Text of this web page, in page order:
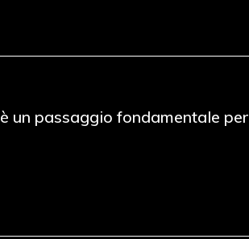
un passaggio fondamentale per